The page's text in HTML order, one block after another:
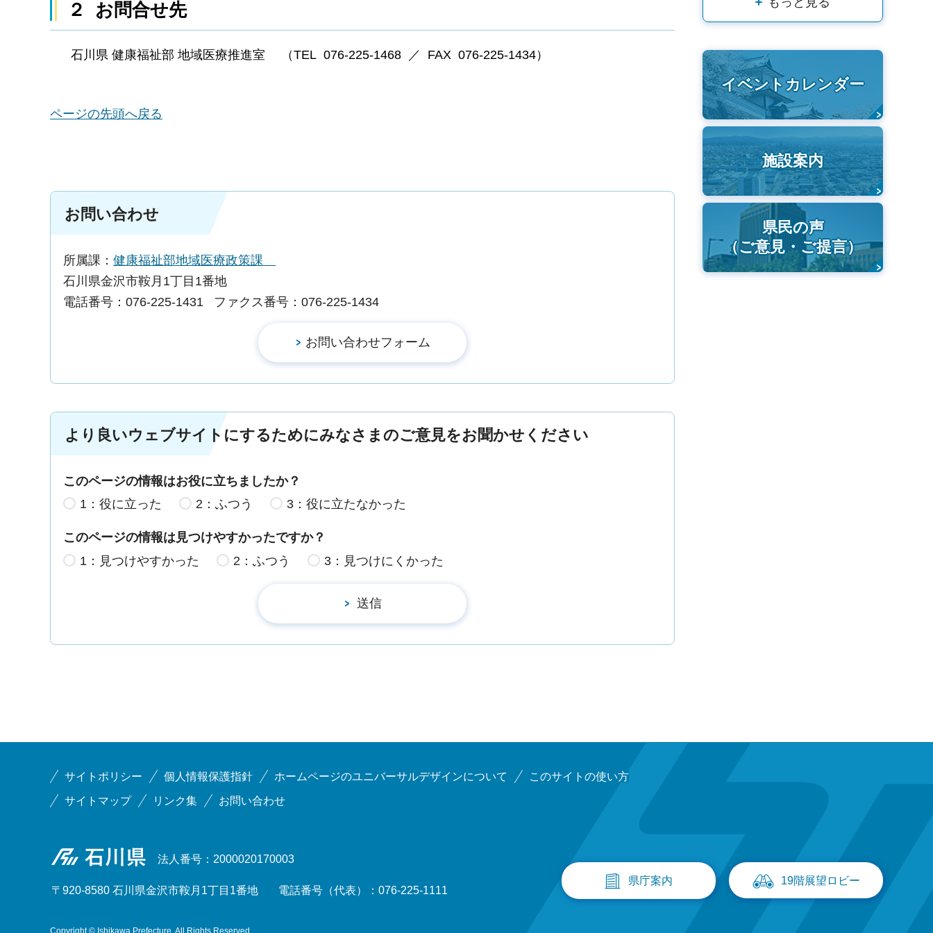
２ お問合せ先
石川県 健康福祉部 地域医療推進室 （TEL 076-225-1468 ／ FAX 076-225-1434）
ページの先頭へ戻る
お問い合わせ
所属課： 健康福祉部地域医療政策課
石川県金沢市鞍月1丁目1番地
電話番号：076-225-1431
ファクス番号：076-225-1434
より良いウェブサイトにするためにみなさまのご意見をお聞かせください
このページの情報はお役に立ちましたか？
1：役に立った
2：ふつう 3：役に立たなかった
このページの情報は見つけやすかったですか？
1：見つけやすかった
2：ふつう 3：見つけにくかった
イベントカレンダー
施設案内
県民の声
（ご意見・ご提言）
サイトポリシー 個人情報保護指針 ホームページのユニバーサルデザインについて このサイトの使い方
サイトマップ リンク集 お問い合わせ
石川県 法人番号：2000020170003
〒920-8580 石川県金沢市鞍月1丁目1番地 電話番号（代表）：076-225-1111
県庁案内 19階展望ロビー
Copyright © Ishikawa Prefecture. All Rights Reserved.